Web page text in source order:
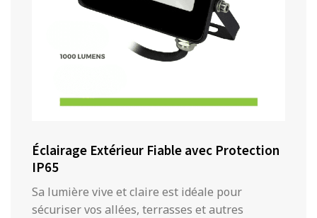
Éclairage Extérieur Fiable avec Protection
IP65
Sa lumière vive et claire est idéale pour
sécuriser vos allées, terrasses et autres